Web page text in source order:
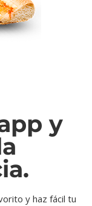
y
y haz fácil tu